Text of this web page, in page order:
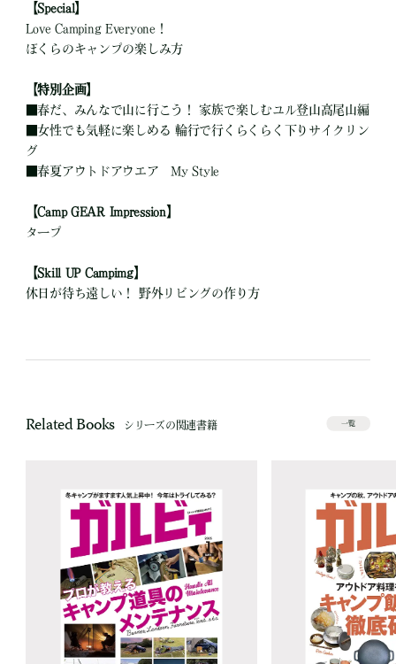
【Special】
Love Camping Everyone！
ぼくらのキャンプの楽しみ方
【特別企画】
■春だ、みんなで山に行こう！ 家族で楽しむユル登山高尾山編
■女性でも気軽に楽しめる 輪行で行くらくらく下りサイクリン
グ
■春夏アウトドアウエア My Style
【Camp GEAR Impression】
タープ
【Skill UP Campimg】
休日が待ち遠しい！ 野外リビングの作り方
Related Books シリーズの関連書籍 一覧